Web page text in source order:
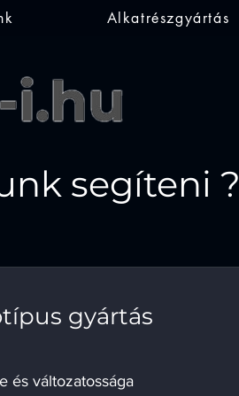
Alkatrészgyártás
segíteni ?
gyártás
és változatossága